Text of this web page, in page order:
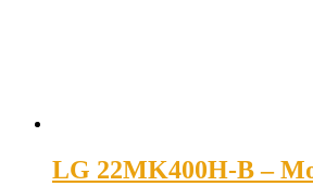
LG 22MK400H-B –